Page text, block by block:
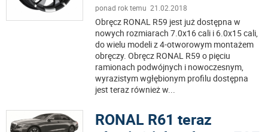
ponad rok temu 21.02.2018
Obręcz RONAL R59 jest już dostępna w
nowych rozmiarach 7.0x16 cali i 6.0x15 cali,
do wielu modeli z 4-otworowym montażem
obręczy. Obręcz RONAL R59 o pięciu
ramionach podwójnych i nowoczesnym,
wyrazistym wgłębionym profilu dostępna
jest teraz również w...
RONAL R61 teraz